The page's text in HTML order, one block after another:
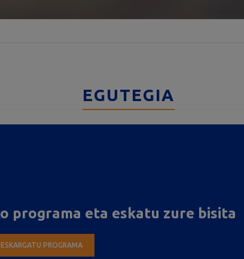
EGUTEGIA
programa eta eskatu zure bisita
PROGRAMA